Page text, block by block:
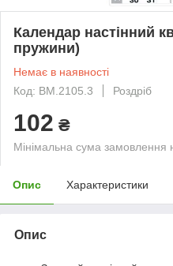
Календар настінний
пружини)
Немає в наявності
Код: BM.2105.3
Роздріб
102 ₴
Мінімальна сума замовлення
Опис Характеристики
Опис